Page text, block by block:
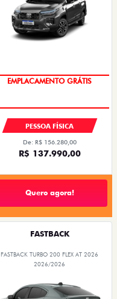
OPORTUNIDADE
PESSOA FÍSICA
De: R$ 156.280,00
R$ 137.990,00
Quero agora!
FASTBACK
FASTBACK TURBO 200 FLEX AT 2026
2026/2026